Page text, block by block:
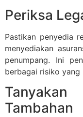
Periksa
Pastikan penyedia
menyediakan
penumpang. Ini
berbagai risiko yang
Tambahan